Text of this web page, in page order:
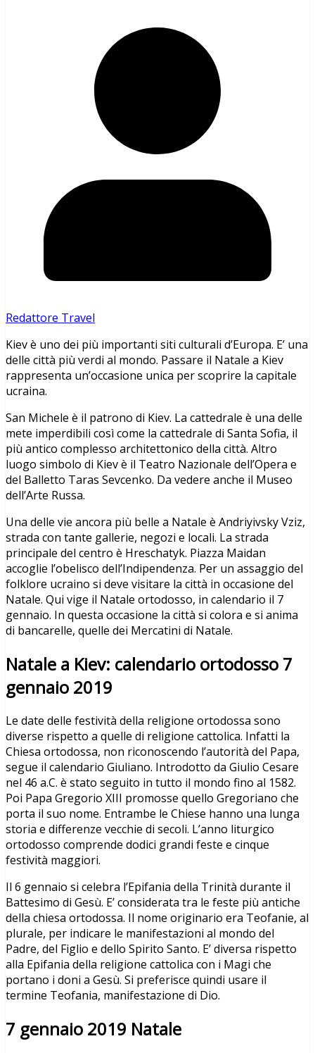
Redattore Travel
Kiev è uno dei più importanti siti culturali d’Europa. E’ una
delle città più verdi al mondo. Passare il Natale a Kiev
rappresenta un’occasione unica per scoprire la capitale
ucraina.
San Michele è il patrono di Kiev. La cattedrale è una delle
mete imperdibili così come la cattedrale di Santa Sofia, il
più antico complesso architettonico della città. Altro
luogo simbolo di Kiev è il Teatro Nazionale dell’Opera e
del Balletto Taras Sevcenko. Da vedere anche il Museo
dell’Arte Russa.
Una delle vie ancora più belle a Natale è Andriyivsky Vziz,
strada con tante gallerie, negozi e locali. La strada
principale del centro è Hreschatyk. Piazza Maidan
accoglie l’obelisco dell’Indipendenza. Per un assaggio del
folklore ucraino si deve visitare la città in occasione del
Natale. Qui vige il Natale ortodosso, in calendario il 7
gennaio. In questa occasione la città si colora e si anima
di bancarelle, quelle dei Mercatini di Natale.
Natale a Kiev: calendario ortodosso 7
gennaio 2019
Le date delle festività della religione ortodossa sono
diverse rispetto a quelle di religione cattolica. Infatti la
Chiesa ortodossa, non riconoscendo l’autorità del Papa,
segue il calendario Giuliano. Introdotto da Giulio Cesare
nel 46 a.C. è stato seguito in tutto il mondo fino al 1582.
Poi Papa Gregorio XIII promosse quello Gregoriano che
porta il suo nome. Entrambe le Chiese hanno una lunga
storia e differenze vecchie di secoli. L’anno liturgico
ortodosso comprende dodici grandi feste e cinque
festività maggiori.
Il 6 gennaio si celebra l’Epifania della Trinità durante il
Battesimo di Gesù. E’ considerata tra le feste più antiche
della chiesa ortodossa. Il nome originario era Teofanie, al
plurale, per indicare le manifestazioni al mondo del
Padre, del Figlio e dello Spirito Santo. E’ diversa rispetto
alla Epifania della religione cattolica con i Magi che
portano i doni a Gesù. Si preferisce quindi usare il
termine Teofania, manifestazione di Dio.
7 gennaio 2019 Natale